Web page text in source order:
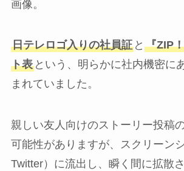
画像。
日テレロゴ入りの社員証と 『ZIP
ト表という、明らかに社内機密に
まれていました。
親しい友人向けのストーリー投稿
可能性がありますが、スクリーン
Twitter）に流出し、瞬く間に拡散